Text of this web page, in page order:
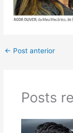
← Post anterior
Posts